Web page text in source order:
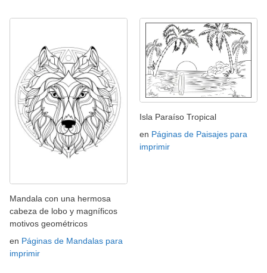
Mandala con una hermosa
cabeza de lobo y magníficos
motivos geométricos
en Páginas de Mandalas para
imprimir
Isla Paraíso Tropical
en Páginas de Paisajes para
imprimir